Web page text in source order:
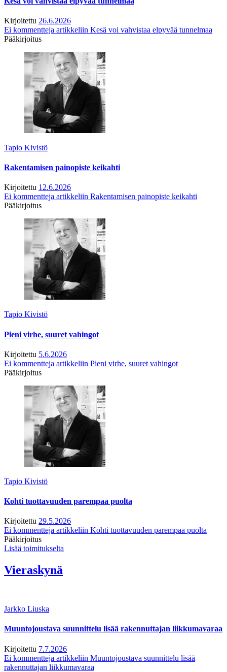
Kirjoitettu 26.6.2026
Ei kommentteja artikkeliin Kesä voi vahvistaa elpyvää tunnelmaa
Pääkirjoitus
Tapio Kivistö
Rakentamisen painopiste keikahti
Kirjoitettu 12.6.2026
Ei kommentteja artikkeliin Rakentamisen painopiste keikahti
Pääkirjoitus
Tapio Kivistö
Pieni virhe, suuret vahingot
Kirjoitettu 5.6.2026
Ei kommentteja artikkeliin Pieni virhe, suuret vahingot
Pääkirjoitus
Tapio Kivistö
Kohti tuottavuuden parempaa puolta
Kirjoitettu 29.5.2026
Ei kommentteja artikkeliin Kohti tuottavuuden parempaa puolta
Pääkirjoitus
Lisää toimitukselta
Vieraskynä
Jarkko Liuska
Muuntojoustava suunnittelu lisää rakennuttajan liikkumavaraa
Kirjoitettu 7.7.2026
Ei kommentteja artikkeliin Muuntojoustava suunnittelu lisää
rakennuttajan liikkumavaraa